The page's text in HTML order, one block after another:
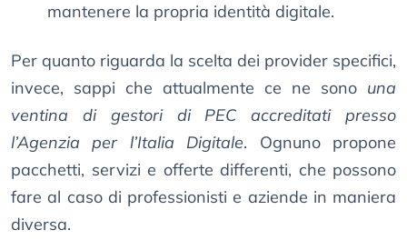
mantenere la propria identità digitale.
Per quanto riguarda la scelta dei provider specifici,
invece, sappi che attualmente ce ne sono una
ventina di gestori di PEC accreditati presso
l’Agenzia per l’Italia Digitale. Ognuno propone
pacchetti, servizi e offerte differenti, che possono
fare al caso di professionisti e aziende in maniera
diversa.